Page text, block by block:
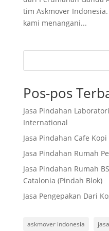
tim Askmover
kami menangani...
Pos-pos
Jasa Pindahan
International
Jasa Pindahan Cafe
Jasa Pindahan Rumah
Jasa Pindahan Rumah
Catalonia (Pindah Blok)
Jasa Pengepakan Dari
askmover indonesia